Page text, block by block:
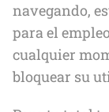
navegando,
para el
cualquier
bloquear su